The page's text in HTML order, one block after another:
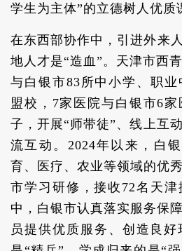
学生为主体”的立德树人优质
在东西部协作中，引进外来
地人才是“造血”。天津市西
与白银市83所中小学、职
盟校，7家医院与白银市6
子，开展“师带徒”、线上互
流互动。2024年以来，白
育、医疗、农业等领域的优
市学习研修，接收72名天
中，白银市认真落实服务保
员提供优质服务、创造良